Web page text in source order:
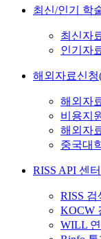
최신/인기 학
최신자
인기자
해외자료신청
해외자
비용지
해외자
중국대
RISS API 센터
RISS
KOCW
WILL